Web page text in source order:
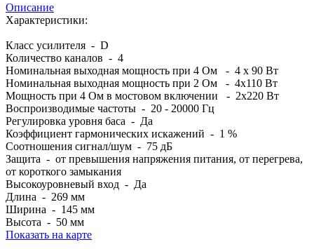
Описание
Характеристики:
Класс усилителя - D
Количество каналов - 4
Номинальная выходная мощность при 4 Ом - 4 х 90 Вт
Номинальная выходная мощность при 2 Ом - 4x110 Вт
Мощность при 4 Ом в мостовом включении - 2x220 Вт
Воспроизводимые частоты - 20 - 20000 Гц
Регулировка уровня баса - Да
Коэффициент гармонических искажений - 1 %
Соотношения сигнал/шум - 75 дБ
Защита - от превышения напряжения питания, от перегрева,
от короткого замыкания
Высокоуровневый вход - Да
Длина - 269 мм
Ширина - 145 мм
Высота - 50 мм
Показать на карте